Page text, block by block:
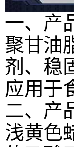
一、产
聚甘油
剂、稳
应用于
二、产
浅黄色